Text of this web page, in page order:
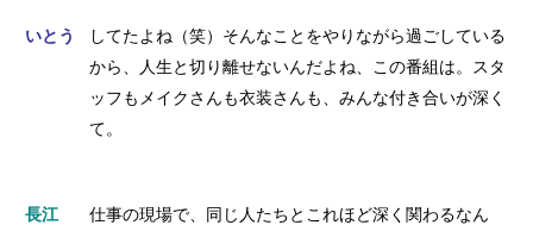
いとう
してたよね（笑）そんなことをやりながら過ごしている
から、人生と切り離せないんだよね、この番組は。スタ
ッフもメイクさんも衣装さんも、みんな付き合いが深く
て。
長江
仕事の現場で、同じ人たちとこれほど深く関わるなん